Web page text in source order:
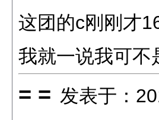
这团的c刚刚才
我就一说我可不
= = 发表于：